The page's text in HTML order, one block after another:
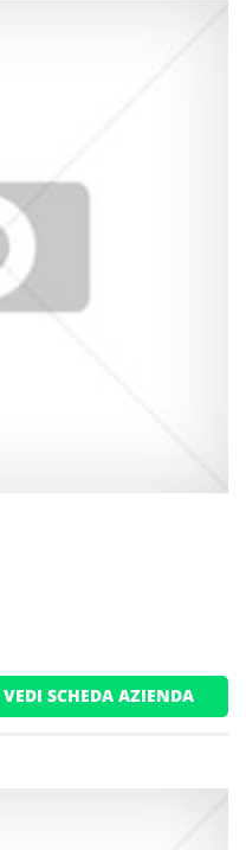
VEDI SCHEDA AZIENDA